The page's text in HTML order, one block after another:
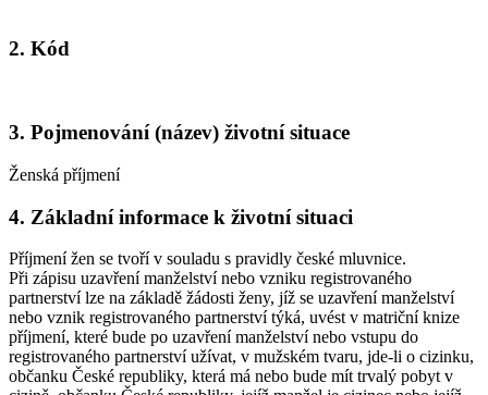
2. Kód
3. Pojmenování (název) životní situace
Ženská příjmení
4. Základní informace k životní situaci
Příjmení žen se tvoří v souladu s pravidly české mluvnice.
Při zápisu uzavření manželství nebo vzniku registrovaného
partnerství lze na základě žádosti ženy, jíž se uzavření manželství
nebo vznik registrovaného partnerství týká, uvést v matriční knize
příjmení, které bude po uzavření manželství nebo vstupu do
registrovaného partnerství užívat, v mužském tvaru, jde-li o cizinku,
občanku České republiky, která má nebo bude mít trvalý pobyt v